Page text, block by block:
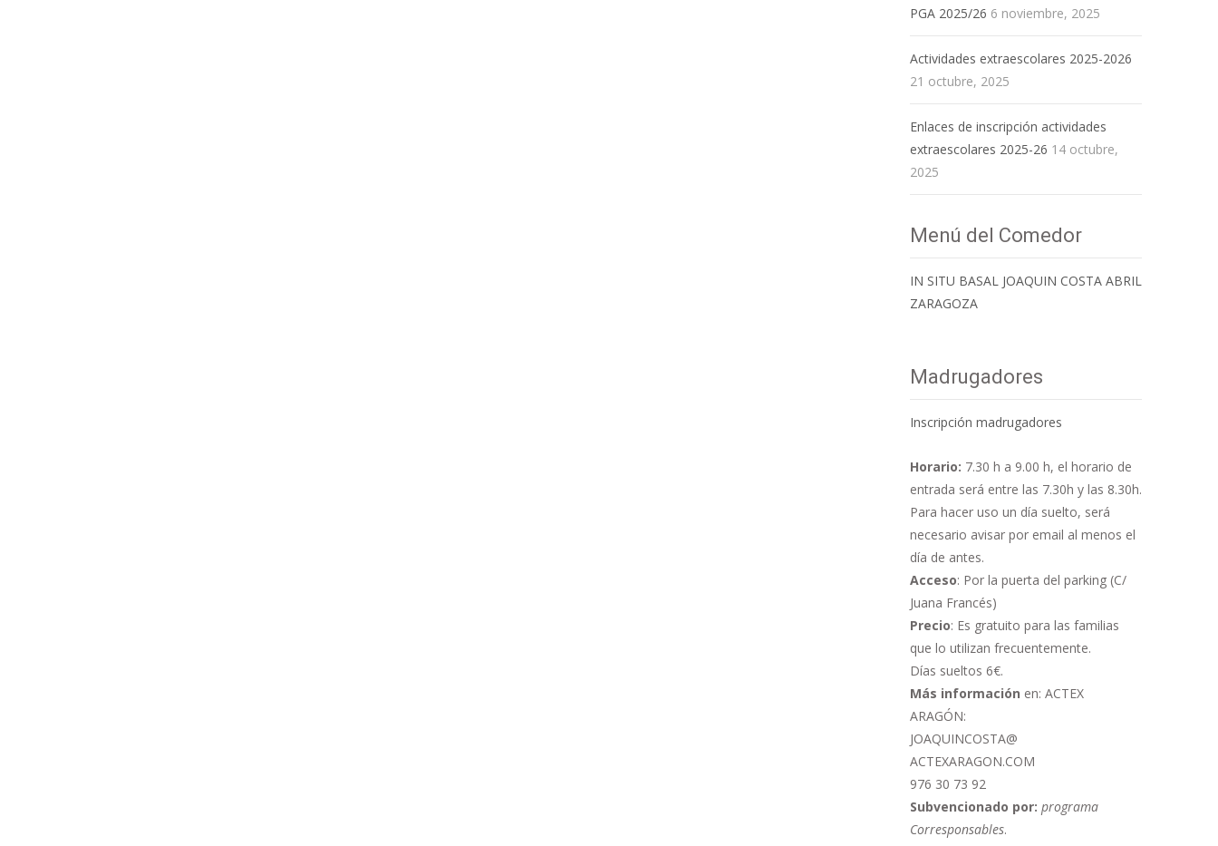
PGA 2025/26 6 noviembre, 2025
Actividades extraescolares 2025-2026
21 octubre, 2025
Enlaces de inscripción actividades
extraescolares 2025-26 14 octubre,
2025
Menú del Comedor
IN SITU BASAL JOAQUIN COSTA ABRIL
ZARAGOZA
Madrugadores
Inscripción madrugadores
Horario: 7.30 h a 9.00 h, el horario de
entrada será entre las 7.30h y las 8.30h.
Para hacer uso un día suelto, será
necesario avisar por email al menos el
día de antes.
Acceso: Por la puerta del parking (C/
Juana Francés)
Precio: Es gratuito para las familias
que lo utilizan frecuentemente.
Días sueltos 6€.
Más información en: ACTEX
ARAGÓN:
JOAQUINCOSTA@
ACTEXARAGON.COM
976 30 73 92
Subvencionado por: programa
Corresponsables.